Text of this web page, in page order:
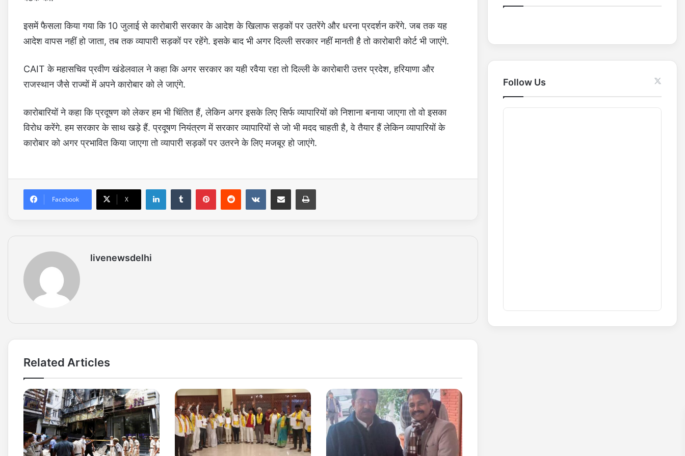
इसमें फैसला किया गया कि 10 जुलाई से कारोबारी सरकार के आदेश के खिलाफ सड़कों पर उतरेंगे और धरना प्रदर्शन करेंगे. जब तक यह
आदेश वापस नहीं हो जाता, तब तक व्यापारी सड़कों पर रहेंगे. इसके बाद भी अगर दिल्ली सरकार नहीं मानती है तो कारोबारी कोर्ट भी जाएंगे.
CAIT के महासचिव प्रवीण खंडेलवाल ने कहा कि अगर सरकार का यही रवैया रहा तो दिल्ली के कारोबारी उत्तर प्रदेश, हरियाणा और
राजस्थान जैसे राज्यों में अपने कारोबार को ले जाएंगे.
कारोबारियों ने कहा कि प्रदूषण को लेकर हम भी चिंतित हैं, लेकिन अगर इसके लिए सिर्फ व्यापारियों को निशाना बनाया जाएगा तो वो इसका
विरोध करेंगे. हम सरकार के साथ खड़े हैं. प्रदूषण नियंत्रण में सरकार व्यापारियों से जो भी मदद चाहती है, वे तैयार हैं लेकिन व्यापारियों के
कारोबार को अगर प्रभावित किया जाएगा तो व्यापारी सड़कों पर उतरने के लिए मजबूर हो जाएंगे.
Facebook X
livenewsdelhi
Related Articles
o
Follow Us